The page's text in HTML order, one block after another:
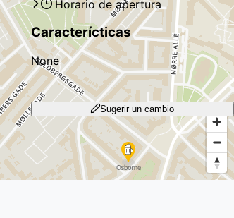
Horario de apertura
Caracterícticas
None
Sugerir un cambio